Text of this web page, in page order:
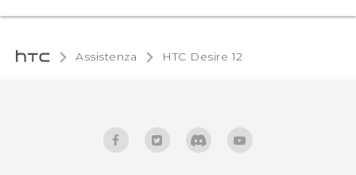
Assistenza HTC Desire 12‎